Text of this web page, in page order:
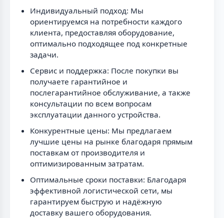
Индивидуальный подход: Мы
ориентируемся на потребности каждого
клиента, предоставляя оборудование,
оптимально подходящее под конкретные
задачи.
Сервис и поддержка: После покупки вы
получаете гарантийное и
послегарантийное обслуживание, а также
консультации по всем вопросам
эксплуатации данного устройства.
Конкурентные цены: Мы предлагаем
лучшие цены на рынке благодаря прямым
поставкам от производителя и
оптимизированным затратам.
Оптимальные сроки поставки: Благодаря
эффективной логистической сети, мы
гарантируем быструю и надёжную
доставку вашего оборудования.